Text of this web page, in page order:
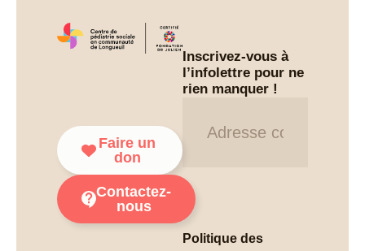
Faire un
don
Contactez-
nous
Politique des
Inscrivez-vous à
l’infolettre pour ne
rien manquer !